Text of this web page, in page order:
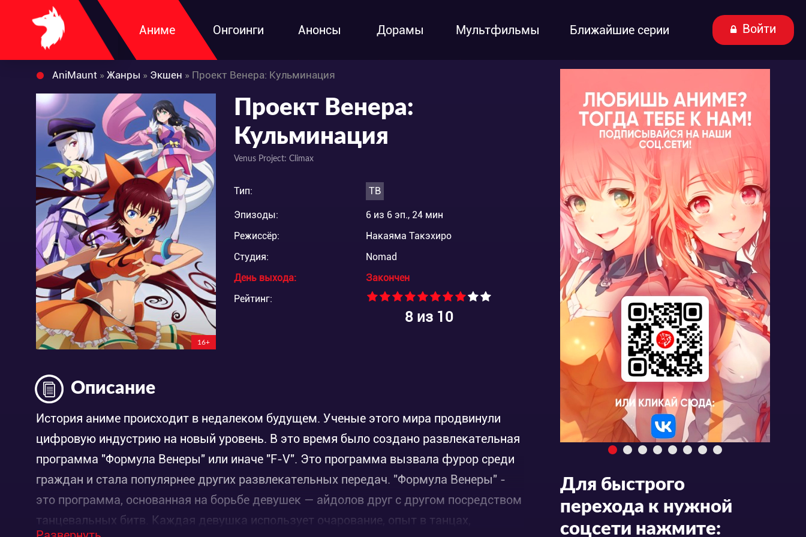
Аниме Онгоинги Анонсы Дорамы Мультфильмы Ближайшие серии Войти
AniMaunt » Жанры » Экшен » Проект Венера: Кульминация
16+
Проект Венера:
Кульминация
Venus Project: Climax
Тип: ТВ
Эпизоды:
6 из 6 эп., 24 мин
Режиссёр:
Накаяма Такэхиро
Студия:
Nomad
День выхода:
Закончен
Рейтинг:
8из 10
Описание
История аниме происходит в недалеком будущем. Ученые этого мира продвинули
цифровую индустрию на новый уровень. В это время было создано развлекательная
программа "Формула Венеры" или иначе "F-V". Это программа вызвала фурор среди
граждан и стала популярнее других развлекательных передач. "Формула Венеры" -
это программа, основанная на борьбе девушек — айдолов друг с другом посредством
танцевальных битв. Каждая девушка использует очарование, опыт в танцах,
Для быстрого
перехода к нужной
соцсети нажмите: